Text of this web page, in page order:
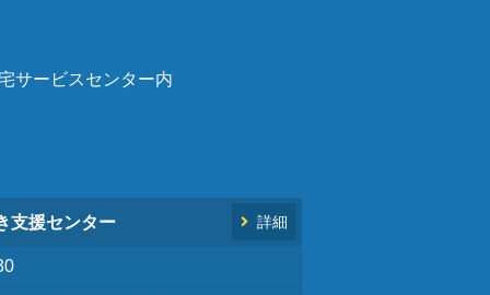
サービスセンター内
支援センター 詳細